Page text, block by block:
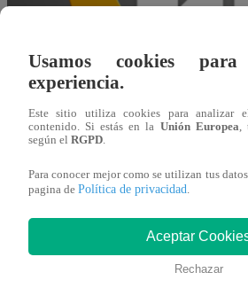
31 de mayo 2026
Usamos cookies
experiencia.
Este sitio utiliza cookies para analizar
contenido. Si estás en la Unión Europea
según el RGPD
Para conocer mejor como se utilizan tus
pagina de Política de privacidad
Aceptar
Rechazar